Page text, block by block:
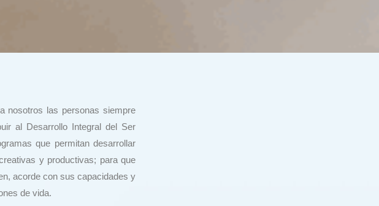
nosotros las personas siempre
al Desarrollo Integral del Ser
que permitan desarrollar
y productivas; para que
acorde con sus capacidades y
de vida.